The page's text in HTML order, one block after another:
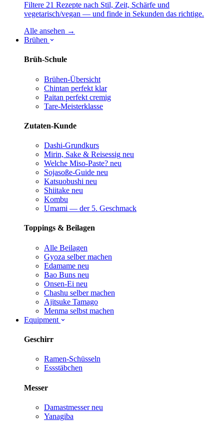
Filtere 21 Rezepte nach Stil, Zeit, Schärfe und
vegetarisch/vegan — und finde in Sekunden das richtige.
Alle ansehen →
Brühen
Brüh-Schule
Brühen-Übersicht
Chintan perfekt klar
Paitan perfekt cremig
Tare-Meisterklasse
Zutaten-Kunde
Dashi-Grundkurs
Mirin, Sake & Reisessig neu
Welche Miso-Paste? neu
Sojasoße-Guide neu
Katsuobushi neu
Shiitake neu
Kombu
Umami — der 5. Geschmack
Toppings & Beilagen
Alle Beilagen
Gyoza selber machen
Edamame neu
Bao Buns neu
Onsen-Ei neu
Chashu selber machen
Ajitsuke Tamago
Menma selbst machen
Equipment
Geschirr
Ramen-Schüsseln
Essstäbchen
Messer
Damastmesser neu
Yanagiba